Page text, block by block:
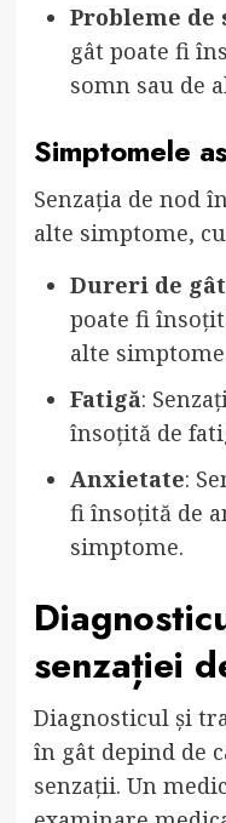
Probleme de
gât poate fi
somn sau de
Simptomele
Senzația de nod
alte simptome,
Dureri de gât
poate fi
alte
Fatigă:
însoțită de
Anxietate:
fi însoțită de
simptome.
senzației
Diagnosticul și
în gât depind de
senzații. Un